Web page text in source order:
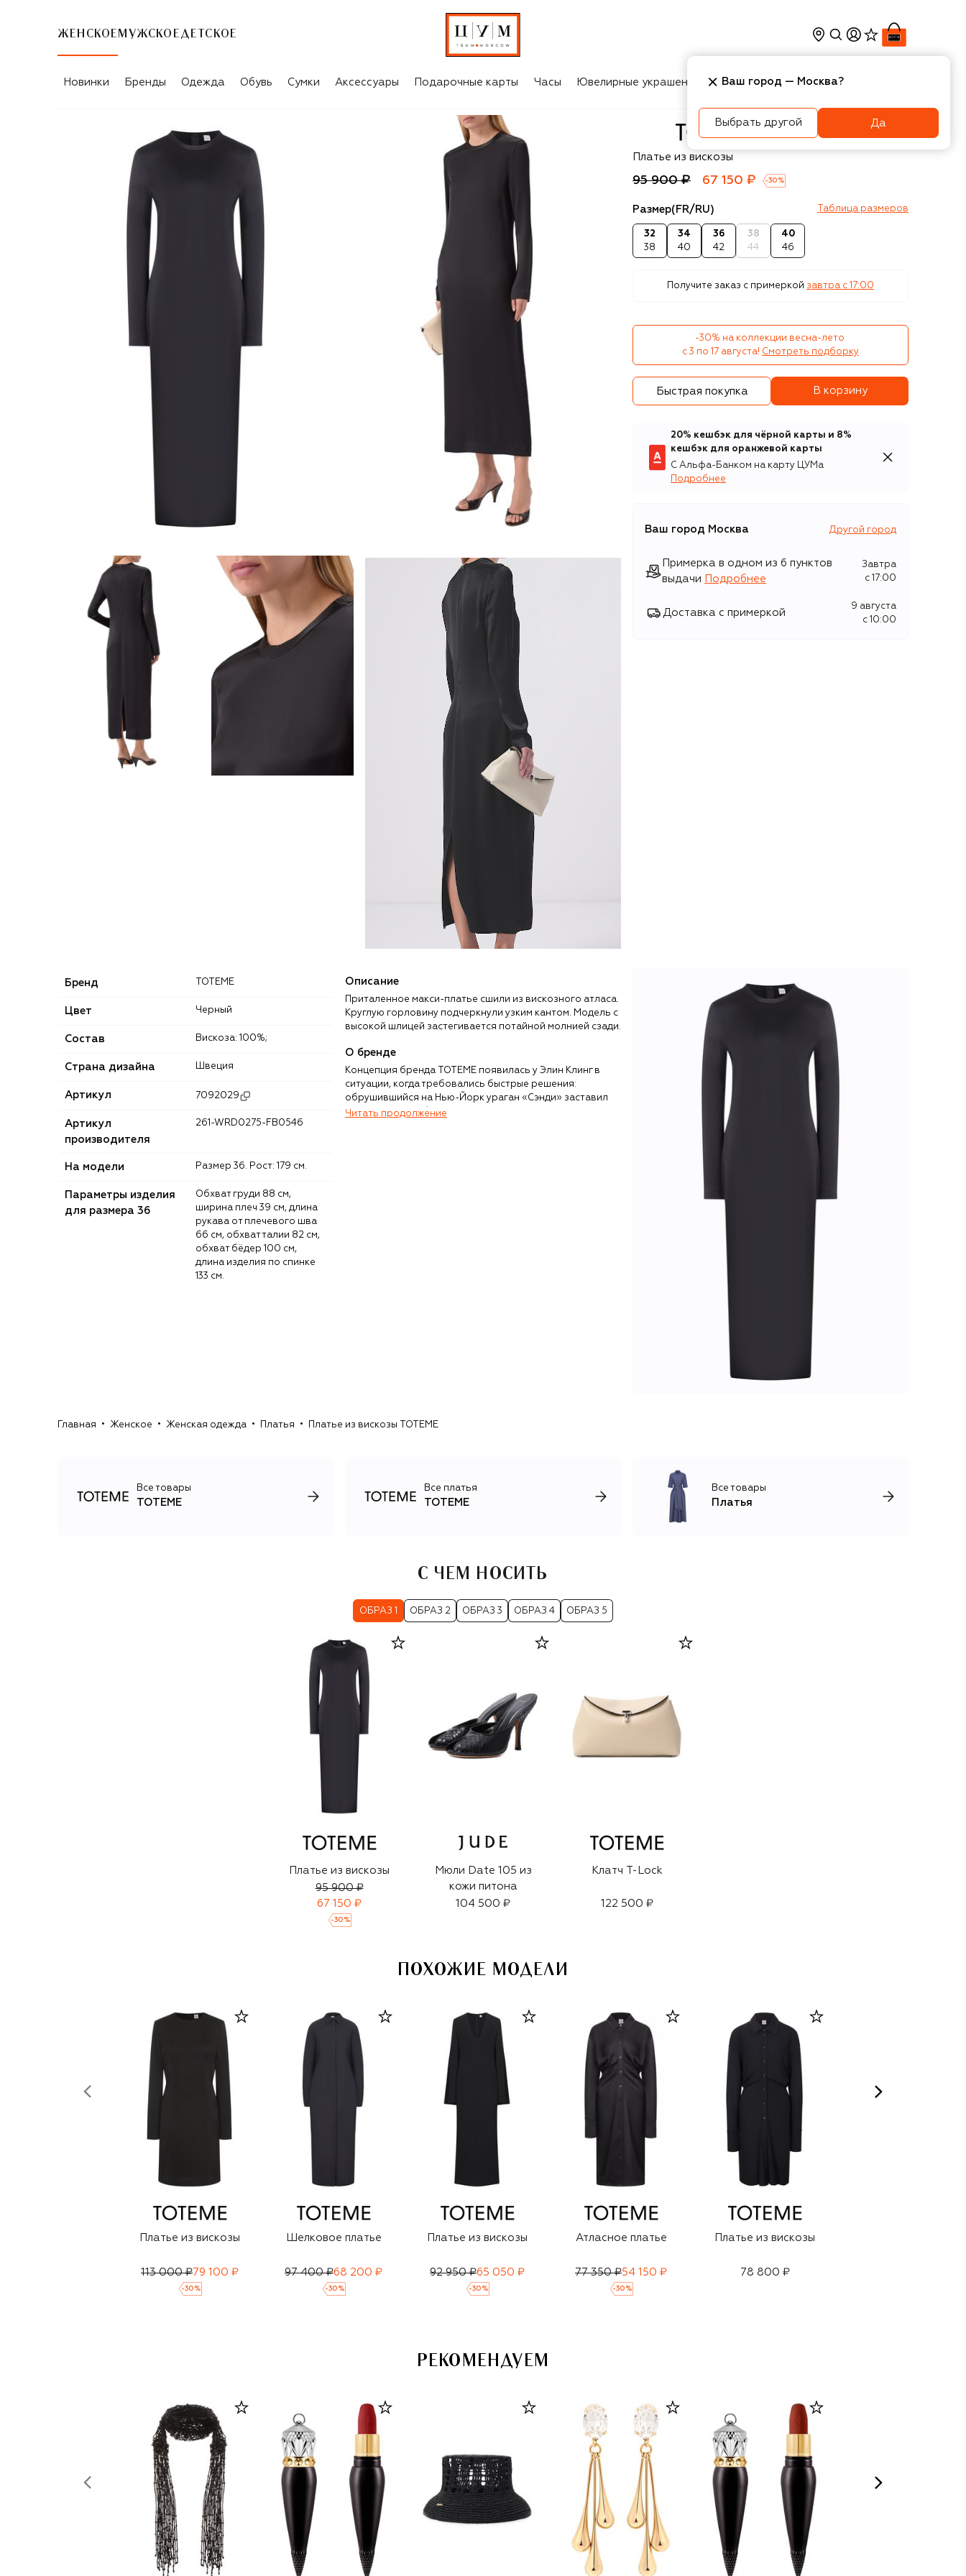
ЖЕНСКОЕ МУЖСКОЕ ДЕТСКОЕ
Новинки Бренды Одежда Обувь Сумки Аксессуары Подарочные карты Часы Ювелирные украшения Косметика Интерьер
TOTEME
Платье из вискозы
95 900 ₽ 67 150 ₽ -30 %
Размер(FR/RU) Таблица размеров
32
38
34
40
36
42
38
44
40
46
Получите заказ с примеркой завтра c 17:00
-30% на коллекции весна-лето
с 3 по 17 августа! Смотреть подборку
Быстрая покупка В корзину
20% кешбэк для чёрной карты и 8%
кешбэк для оранжевой карты
С Альфа-Банком на карту ЦУМа
Подробнее
Ваш город Москва Другой город
Примерка в одном из 6 пунктов
выдачи
Подробнее
Завтра
c 17:00
Доставка с примеркой
9 августа
c 10:00
Бренд TOTEME
Цвет Черный
Состав Вискоза: 100%;
Страна дизайна Швеция
Артикул 7092029
Артикул
производителя
261-WRD0275-FB0546
На модели Размер 36. Рост: 179 см.
Параметры изделия
для размера 36
Обхват груди 88 см,
ширина плеч 39 см, длина
рукава от плечевого шва
66 см, обхват талии 82 см,
обхват бёдер 100 см,
длина изделия по спинке
133 см.
Описание
Приталенное макси-платье сшили из вискозного атласа.
Круглую горловину подчеркнули узким кантом. Модель с
высокой шлицей застегивается потайной молнией сзади.
О бренде
Концепция бренда TOTEME появилась у Элин Клинг в
ситуации, когда требовались быстрые решения:
обрушившийся на Нью-Йорк ураган «Сэнди» заставил
ее экстренно собирать чемодан почти в полной темноте.
Читать продолжение
Главная Женское Женская одежда Платья Платье из вискозы TOTEME
Все товары
TOTEME
Все платья
TOTEME
Все товары
Платья
С ЧЕМ НОСИТЬ
ОБРАЗ 1 ОБРАЗ 2 ОБРАЗ 3 ОБРАЗ 4 ОБРАЗ 5
Платье из вискозы
95 900 ₽
67 150 ₽
-30 %
Мюли Date 105 из
кожи питона
104 500 ₽
Клатч T-Lock
122 500 ₽
ПОХОЖИЕ МОДЕЛИ
Платье из вискозы
113 000 ₽79 100 ₽
-30 %
Шелковое платье
97 400 ₽68 200 ₽
-30 %
Платье из вискозы
92 950 ₽65 050 ₽
-30 %
Атласное платье
77 350 ₽54 150 ₽
-30 %
Платье из вискозы
78 800 ₽
РЕКОМЕНДУЕМ
Ваш город — Москва?
Выбрать другой Да